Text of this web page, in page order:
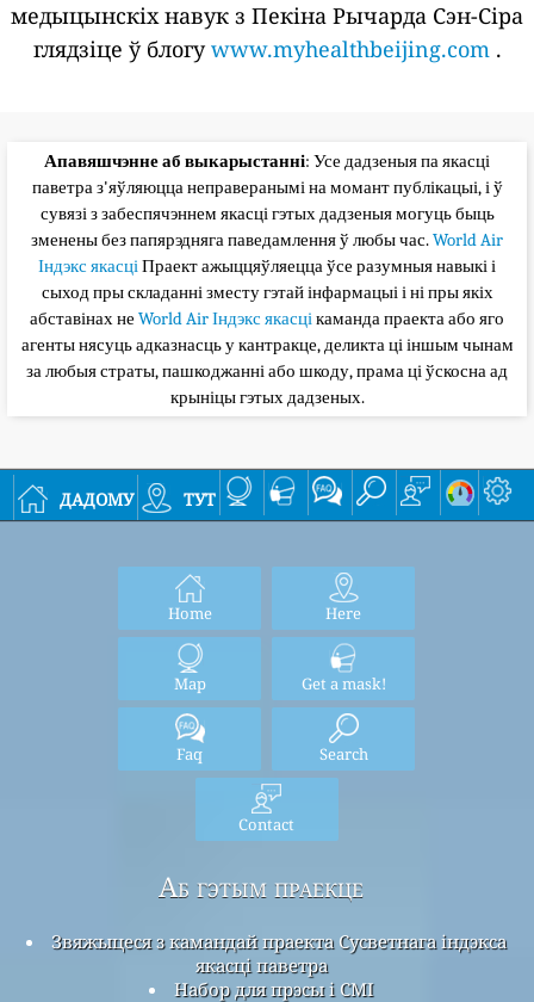
медыцынскіх навук з Пекіна Рычарда Сэн-Сіра
глядзіце ў блогуwww.myhealthbeijing.com.
Апавяшчэнне аб выкарыстанні: Усе дадзеныя па якасці
паветра з'яўляюцца неправеранымі на момант публікацыі, і ў
сувязі з забеспячэннем якасці гэтых дадзеныя могуць быць
зменены без папярэдняга паведамлення ў любы час.World Air
Індэкс якасціПраект ажыццяўляецца ўсе разумныя навыкі і
сыход пры складанні зместу гэтай інфармацыі і ні пры якіх
абставінах не World Air Індэкс якасцікаманда праекта або яго
агенты нясуць адказнасць у кантракце, деликта ці іншым чынам
за любыя страты, пашкоджанні або шкоду, прама ці ўскосна ад
крыніцы гэтых дадзеных.
дадому тут
Home Here
Map Get a mask!
Faq Search
Contact
Аб гэтым праекце
Звяжыцеся з камандай праекта Сусветнага індэкса
якасці паветра
Набор для прэсы і СМІ